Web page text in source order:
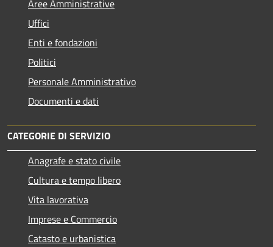
Aree Amministrative
Uffici
Enti e fondazioni
Politici
Personale Amministrativo
Documenti e dati
CATEGORIE DI SERVIZIO
Anagrafe e stato civile
Cultura e tempo libero
Vita lavorativa
Imprese e Commercio
Catasto e urbanistica